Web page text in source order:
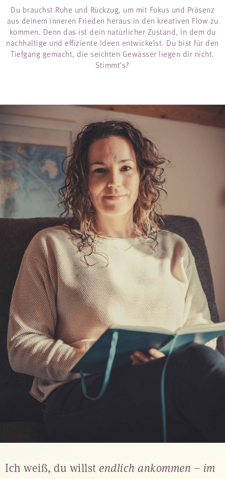
Du brauchst Ruhe und Rückzug, um mit Fokus und Präsenz
aus deinem inneren Frieden heraus in den kreativen Flow zu
kommen. Denn das ist dein natürlicher Zustand, in dem du
nachhaltige und effiziente Ideen entwickelst. Du bist für den
Tiefgang gemacht, die seichten Gewässer liegen dir nicht.
Stimmt’s?
Ich weiß, du willst endlich ankommen – im